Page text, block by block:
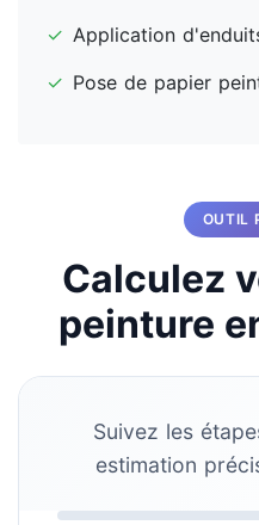
✓ Application
✓ Pose de papier
OUTIL
Calculez
peinture
Suivez les
estimation